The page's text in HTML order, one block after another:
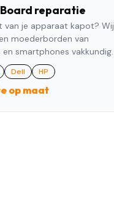
reparatie
van je apparaat kapot? Wij
moederborden van
smartphones vakkundig.
Dell HP
op maat